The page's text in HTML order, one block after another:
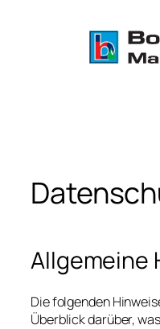
Allgemeine
Die folgenden
Überblick darüber,